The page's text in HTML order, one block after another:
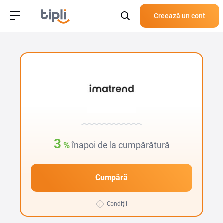
Creează un cont
3 %înapoi de la cumpărătură
Cumpără
Condiții